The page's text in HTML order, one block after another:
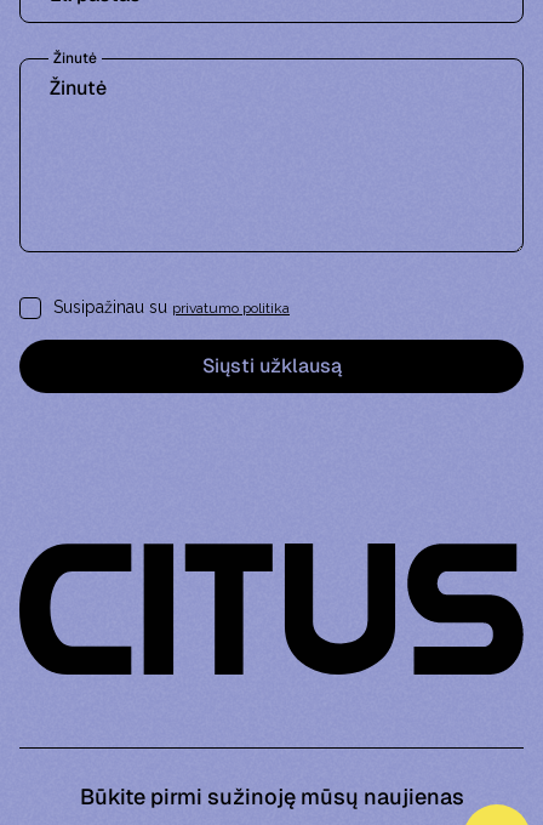
Žinutė
Susipažinau su privatumo politika
Būkite pirmi sužinoję mūsų naujienas